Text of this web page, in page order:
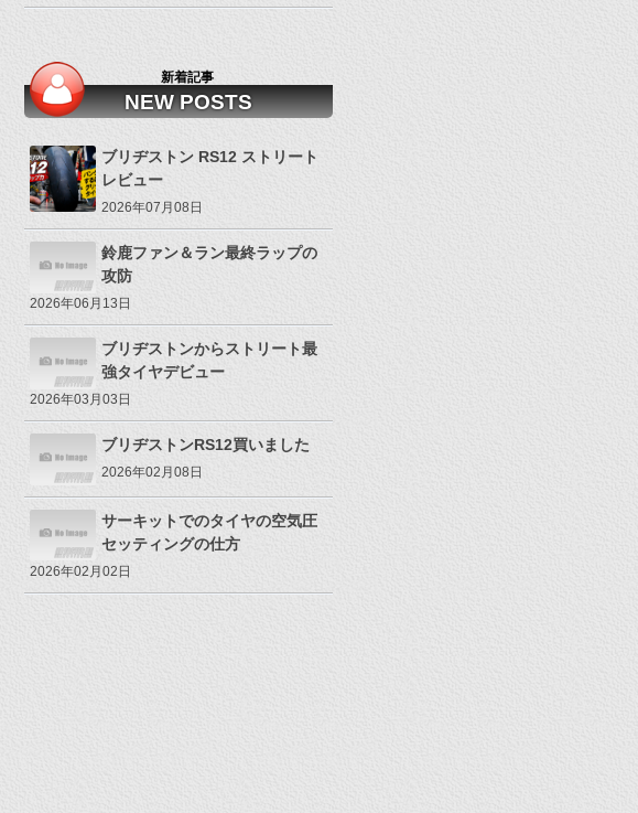
新着記事
NEW POSTS
ブリヂストン RS12 ストリート
レビュー
2026年07月08日
鈴鹿ファン＆ラン最終ラップの
攻防
2026年06月13日
ブリヂストンからストリート最
強タイヤデビュー
2026年03月03日
ブリヂストンRS12買いました
2026年02月08日
サーキットでのタイヤの空気圧
セッティングの仕方
2026年02月02日